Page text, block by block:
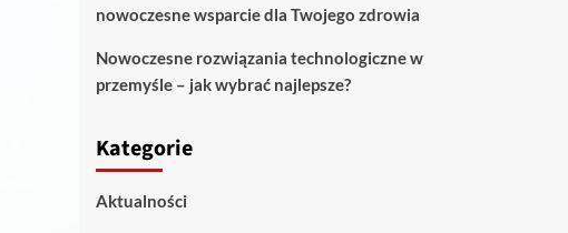
nowoczesne wsparcie dla Twojego zdrowia
Nowoczesne rozwiązania technologiczne w
przemyśle – jak wybrać najlepsze?
Kategorie
Aktualności